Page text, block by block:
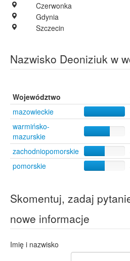
Czerwonka
Gdynia
Szczecin
Nazwisko Deoniziuk w
Województwo
mazowieckie
warmińsko-
mazurskie
zachodniopomorskie
pomorskie
Skomentuj, zadaj
nowe informacje
Imię i nazwisko